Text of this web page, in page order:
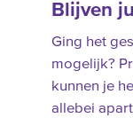
Blijven
Ging het
mogelijk?
kunnen je
allebei